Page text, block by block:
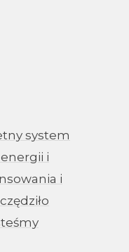
system
i
i